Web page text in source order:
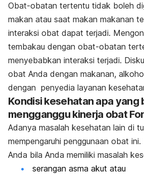
Obat-obatan tertentu tidak boleh
makan atau saat makan makanan
interaksi obat dapat terjadi.
tembakau dengan obat-obatan
menyebabkan interaksi terjadi.
obat Anda dengan makanan,
dengan penyedia layanan
Kondisi kesehatan apa yang
mengganggu kinerja obat
Adanya masalah kesehatan lain di
mempengaruhi penggunaan obat
Anda bila Anda memiliki masalah
serangan asma akut atau